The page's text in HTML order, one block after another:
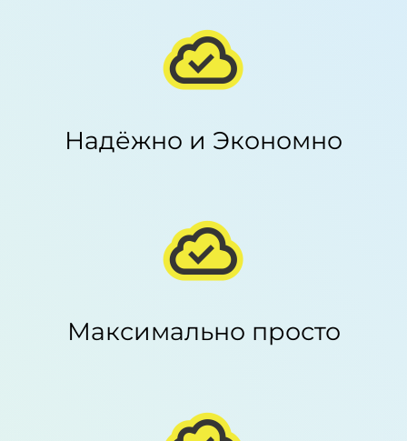
Надёжно и Экономно
Максимально просто